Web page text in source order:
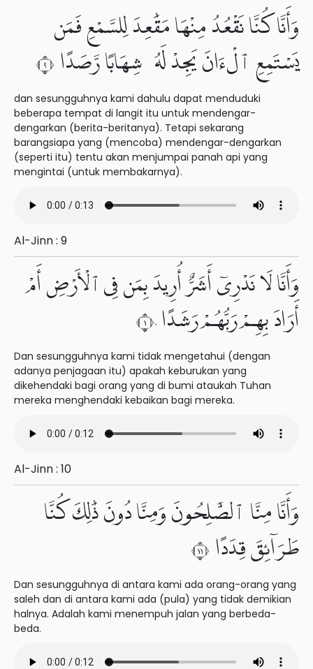
وَأَنَّا كُنَّا نَقْعُدُ مِنْهَا مَقَٰعِدَ لِلسَّمْعِ فَمَن
يَسْتَمِعِ ٱلْءَانَ يَجِدْ لَهُۥ شِهَابًا رَّصَدًا ٩
dan sesungguhnya kami dahulu dapat menduduki
beberapa tempat di langit itu untuk mendengar-
dengarkan (berita-beritanya). Tetapi sekarang
barangsiapa yang (mencoba) mendengar-dengarkan
(seperti itu) tentu akan menjumpai panah api yang
mengintai (untuk membakarnya).
Al-Jinn : 9
وَأَنَّا لَا نَدْرِىٓ أَشَرٌّ أُرِيدَ بِمَن فِى ٱلْأَرْضِ أَمْ
أَرَادَ بِهِمْ رَبُّهُمْ رَشَدًا ١٠
Dan sesungguhnya kami tidak mengetahui (dengan
adanya penjagaan itu) apakah keburukan yang
dikehendaki bagi orang yang di bumi ataukah Tuhan
mereka menghendaki kebaikan bagi mereka.
Al-Jinn : 10
وَأَنَّا مِنَّا ٱلصَّٰلِحُونَ وَمِنَّا دُونَ ذَٰلِكَ كُنَّا
طَرَآئِقَ قِدَدًا ١١
Dan sesungguhnya di antara kami ada orang-orang yang
saleh dan di antara kami ada (pula) yang tidak demikian
halnya. Adalah kami menempuh jalan yang berbeda-
beda.